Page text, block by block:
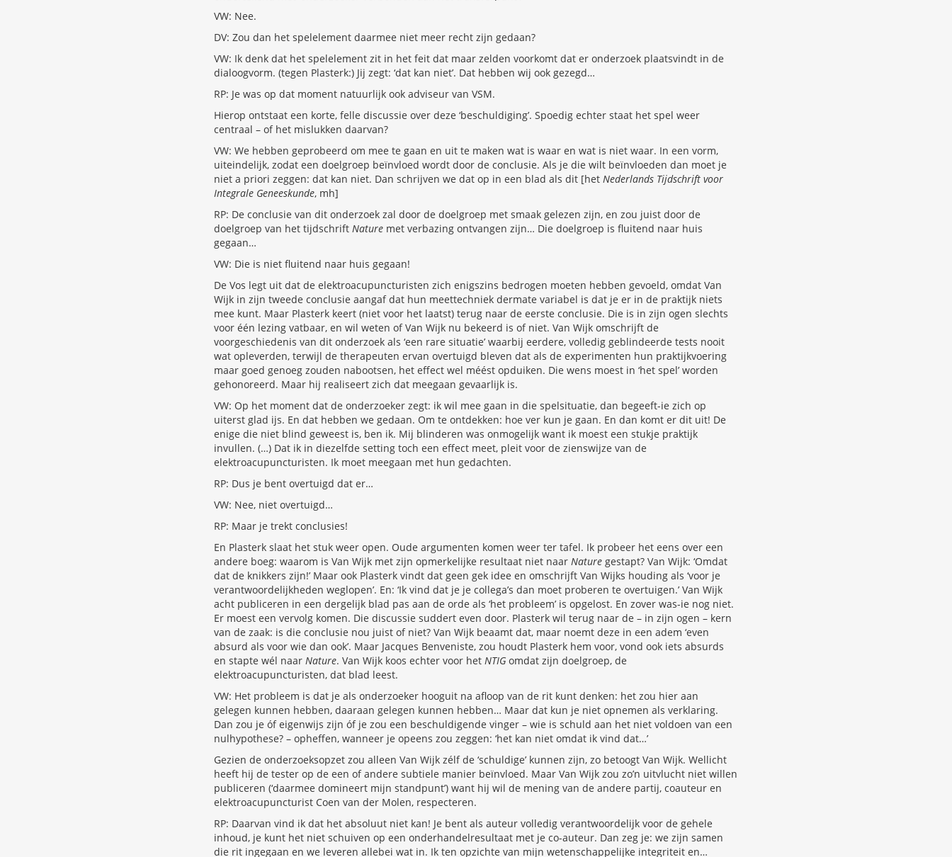
VW: Nee.
DV: Zou dan het spelelement daarmee niet meer recht zijn gedaan?
VW: Ik denk dat het spelelement zit in het feit dat maar zelden voorkomt dat er onderzoek plaatsvindt in de
dialoogvorm. (tegen Plasterk:) Jij zegt: ‘dat kan niet’. Dat hebben wij ook gezegd…
RP: Je was op dat moment natuurlijk ook adviseur van VSM.
Hierop ontstaat een korte, felle discussie over deze ‘beschuldiging’. Spoedig echter staat het spel weer
centraal – of het mislukken daarvan?
VW: We hebben geprobeerd om mee te gaan en uit te maken wat is waar en wat is niet waar. In een vorm,
uiteindelijk, zodat een doelgroep beïnvloed wordt door de conclusie. Als je die wilt beïnvloeden dan moet je
niet a priori zeggen: dat kan niet. Dan schrijven we dat op in een blad als dit [het Nederlands Tijdschrift voor
Integrale Geneeskunde, mh]
RP: De conclusie van dit onderzoek zal door de doelgroep met smaak gelezen zijn, en zou juist door de
doelgroep van het tijdschrift Nature met verbazing ontvangen zijn… Die doelgroep is fluitend naar huis
gegaan…
VW: Die is niet fluitend naar huis gegaan!
De Vos legt uit dat de elektroacupuncturisten zich enigszins bedrogen moeten hebben gevoeld, omdat Van
Wijk in zijn tweede conclusie aangaf dat hun meettechniek dermate variabel is dat je er in de praktijk niets
mee kunt. Maar Plasterk keert (niet voor het laatst) terug naar de eerste conclusie. Die is in zijn ogen slechts
voor één lezing vatbaar, en wil weten of Van Wijk nu bekeerd is of niet. Van Wijk omschrijft de
voorgeschiedenis van dit onderzoek als ‘een rare situatie’ waarbij eerdere, volledig geblindeerde tests nooit
wat opleverden, terwijl de therapeuten ervan overtuigd bleven dat als de experimenten hun praktijkvoering
maar goed genoeg zouden nabootsen, het effect wel méést opduiken. Die wens moest in ‘het spel’ worden
gehonoreerd. Maar hij realiseert zich dat meegaan gevaarlijk is.
VW: Op het moment dat de onderzoeker zegt: ik wil mee gaan in die spelsituatie, dan begeeft-ie zich op
uiterst glad ijs. En dat hebben we gedaan. Om te ontdekken: hoe ver kun je gaan. En dan komt er dit uit! De
enige die niet blind geweest is, ben ik. Mij blinderen was onmogelijk want ik moest een stukje praktijk
invullen. (…) Dat ik in diezelfde setting toch een effect meet, pleit voor de zienswijze van de
elektroacupuncturisten. Ik moet meegaan met hun gedachten.
RP: Dus je bent overtuigd dat er…
VW: Nee, niet overtuigd…
RP: Maar je trekt conclusies!
En Plasterk slaat het stuk weer open. Oude argumenten komen weer ter tafel. Ik probeer het eens over een
andere boeg: waarom is Van Wijk met zijn opmerkelijke resultaat niet naar Nature gestapt? Van Wijk: ‘Omdat
dat de knikkers zijn!’ Maar ook Plasterk vindt dat geen gek idee en omschrijft Van Wijks houding als ‘voor je
verantwoordelijkheden weglopen’. En: ‘Ik vind dat je je collega’s dan moet proberen te overtuigen.’ Van Wijk
acht publiceren in een dergelijk blad pas aan de orde als ‘het probleem’ is opgelost. En zover was-ie nog niet.
Er moest een vervolg komen. Die discussie suddert even door. Plasterk wil terug naar de – in zijn ogen – kern
van de zaak: is die conclusie nou juist of niet? Van Wijk beaamt dat, maar noemt deze in een adem ‘even
absurd als voor wie dan ook’. Maar Jacques Benveniste, zou houdt Plasterk hem voor, vond ook iets absurds
en stapte wél naar Nature. Van Wijk koos echter voor het NTIG omdat zijn doelgroep, de
elektroacupuncturisten, dat blad leest.
VW: Het probleem is dat je als onderzoeker hooguit na afloop van de rit kunt denken: het zou hier aan
gelegen kunnen hebben, daaraan gelegen kunnen hebben… Maar dat kun je niet opnemen als verklaring.
Dan zou je óf eigenwijs zijn óf je zou een beschuldigende vinger – wie is schuld aan het niet voldoen van een
nulhypothese? – opheffen, wanneer je opeens zou zeggen: ‘het kan niet omdat ik vind dat…’
Gezien de onderzoeksopzet zou alleen Van Wijk zélf de ‘schuldige’ kunnen zijn, zo betoogt Van Wijk. Wellicht
heeft hij de tester op de een of andere subtiele manier beïnvloed. Maar Van Wijk zou zo’n uitvlucht niet willen
publiceren (‘daarmee domineert mijn standpunt’) want hij wil de mening van de andere partij, coauteur en
elektroacupuncturist Coen van der Molen, respecteren.
RP: Daarvan vind ik dat het absoluut niet kan! Je bent als auteur volledig verantwoordelijk voor de gehele
inhoud, je kunt het niet schuiven op een onderhandelresultaat met je co-auteur. Dan zeg je: we zijn samen
die rit ingegaan en we leveren allebei wat in. Ik ten opzichte van mijn wetenschappelijke integriteit en…